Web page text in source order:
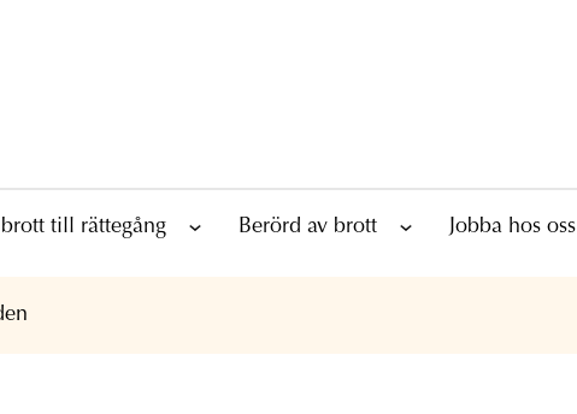
brott till rättegång Berörd av brott Jobba hos oss